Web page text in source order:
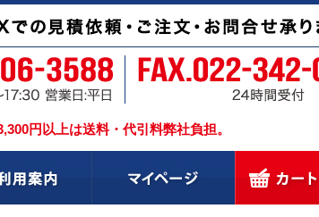
円以上は送料・代引料弊社負担。